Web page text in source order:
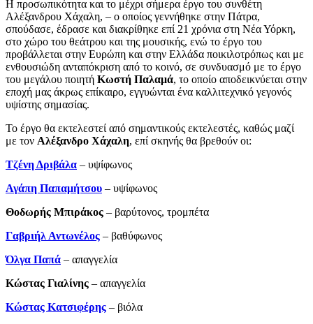
Η προσωπικότητα και το μέχρι σήμερα έργο του συνθέτη
Αλέξανδρου Χάχαλη, – ο οποίος γεννήθηκε στην Πάτρα,
σπούδασε, έδρασε και διακρίθηκε επί 21 χρόνια στη Νέα Υόρκη,
στο χώρο του θεάτρου και της μουσικής, ενώ το έργο του
προβάλλεται στην Ευρώπη και στην Ελλάδα ποικιλοτρόπως και με
ενθουσιώδη ανταπόκριση από το κοινό, σε συνδυασμό με το έργο
του μεγάλου ποιητή Κωστή Παλαμά, το οποίο αποδεικνύεται στην
εποχή μας άκρως επίκαιρο, εγγυώνται ένα καλλιτεχνικό γεγονός
υψίστης σημασίας.
Το έργο θα εκτελεστεί από σημαντικούς εκτελεστές, καθώς μαζί
με τον Αλέξανδρο Χάχαλη, επί σκηνής θα βρεθούν οι:
Τζένη Δριβάλα – υψίφωνος
Αγάπη Παπαμήτσου – υψίφωνος
Θοδωρής Μπιράκος – βαρύτονος, τρομπέτα
Γαβριήλ Αντωνέλος – βαθύφωνος
Όλγα Παπά – απαγγελία
Κώστας Γιαλίνης ­– απαγγελία
Κώστας Κατσιφέρης – βιόλα